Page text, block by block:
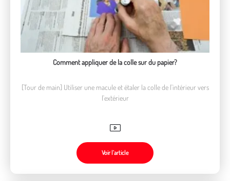
Comment appliquer de la colle sur du papier?
[Tour de main] Utiliser une macule et étaler la colle de l'intérieur vers
l'extérieur
Voir l’article